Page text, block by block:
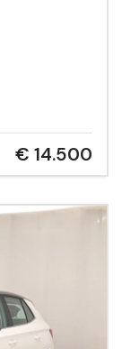
€ 14.500